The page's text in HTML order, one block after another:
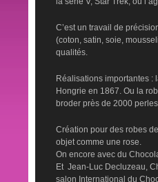
C’est un travail de
(coton, satin, soie,
qualités.
Réalisations importantes :
Hongrie en 1867. Ou la
broder près de 2000
Création pour des robes
objet comme une rose.
On encore avec du
Et Jean-Luc Decluzeau,
salon International du